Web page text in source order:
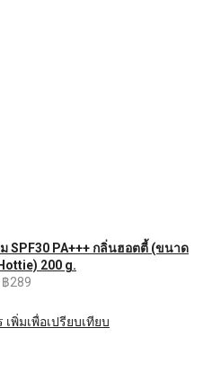
SPF30 PA+++ กลิ่นฮอตตี้ (ขนาด
200 g.
฿289
เพิ่มเพื่อเปรียบเทียบ